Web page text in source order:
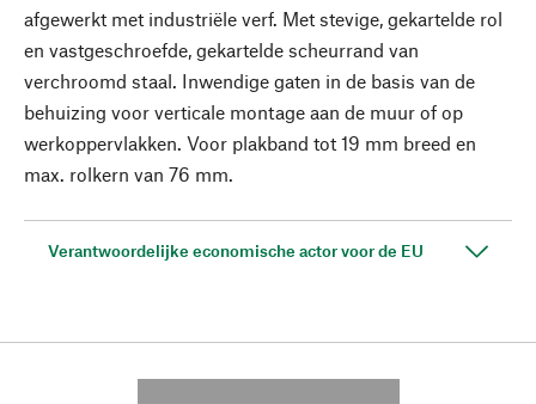
afgewerkt met industriële verf. Met stevige, gekartelde rol
en vastgeschroefde, gekartelde scheurrand van
verchroomd staal. Inwendige gaten in de basis van de
behuizing voor verticale montage aan de muur of op
werkoppervlakken. Voor plakband tot 19 mm breed en
max. rolkern van 76 mm.
Verantwoordelijke economische actor voor de EU